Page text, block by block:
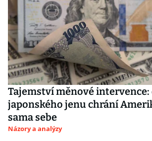
Tajemství měnové
japonského jenu chrání
sama sebe
Názory a analýzy